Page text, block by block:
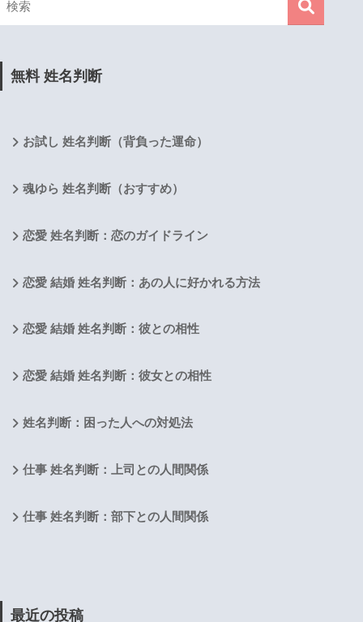
無料 姓名判断
お試し 姓名判断（背負った運命）
魂ゆら 姓名判断（おすすめ）
恋愛 姓名判断：恋のガイドライン
恋愛 結婚 姓名判断：あの人に好かれる方法
恋愛 結婚 姓名判断：彼との相性
恋愛 結婚 姓名判断：彼女との相性
姓名判断：困った人への対処法
仕事 姓名判断：上司との人間関係
仕事 姓名判断：部下との人間関係
最近の投稿